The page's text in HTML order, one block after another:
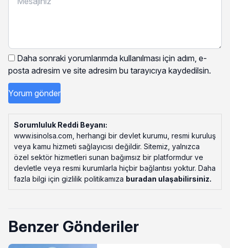
Daha sonraki yorumlarımda kullanılması için adım, e-
posta adresim ve site adresim bu tarayıcıya kaydedilsin.
Sorumluluk Reddi Beyanı:
www.isinolsa.com, herhangi bir devlet kurumu, resmi kuruluş
veya kamu hizmeti sağlayıcısı değildir. Sitemiz, yalnızca
özel sektör hizmetleri sunan bağımsız bir platformdur ve
devletle veya resmi kurumlarla hiçbir bağlantısı yoktur. Daha
fazla bilgi için gizlilik politikamıza buradan ulaşabilirsiniz.
Benzer Gönderiler